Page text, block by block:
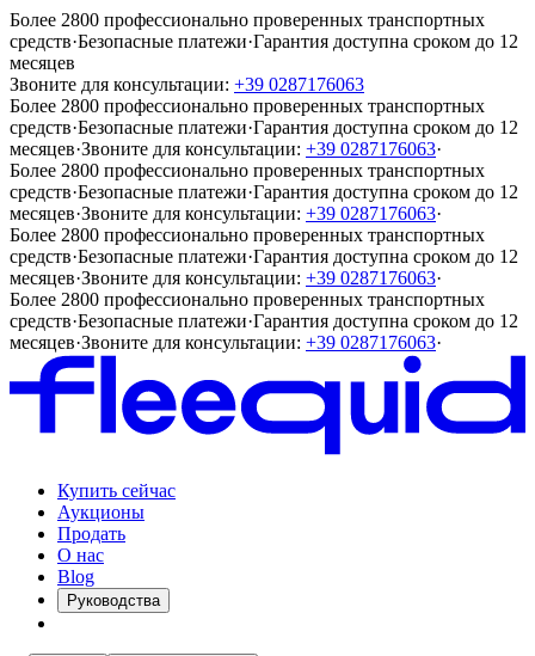
Более 2800 профессионально проверенных транспортных
средств·Безопасные платежи·Гарантия доступна сроком до 12
месяцев
Звоните для консультации: +39 0287176063
Более 2800 профессионально проверенных транспортных
средств·Безопасные платежи·Гарантия доступна сроком до 12
месяцев·Звоните для консультации: +39 0287176063·
Более 2800 профессионально проверенных транспортных
средств·Безопасные платежи·Гарантия доступна сроком до 12
месяцев·Звоните для консультации: +39 0287176063·
Более 2800 профессионально проверенных транспортных
средств·Безопасные платежи·Гарантия доступна сроком до 12
месяцев·Звоните для консультации: +39 0287176063·
Более 2800 профессионально проверенных транспортных
средств·Безопасные платежи·Гарантия доступна сроком до 12
месяцев·Звоните для консультации: +39 0287176063·
Купить сейчас
Аукционы
Продать
О нас
Blog
Руководства